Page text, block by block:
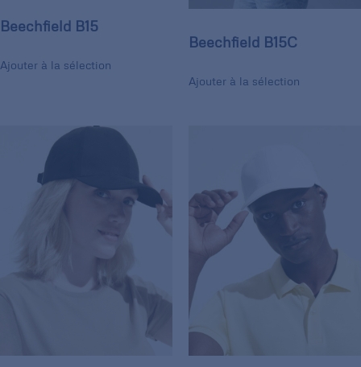
Beechfield B15
Ajouter à la sélection
Beechfield B15C
Ajouter à la sélection